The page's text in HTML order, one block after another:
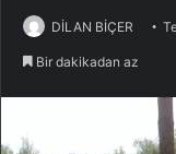
DİLAN BİÇER
Bir dakikadan az